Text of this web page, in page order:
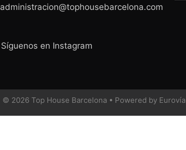
administracion@tophousebarcelona.com
Síguenos en Instagram
© 2026 Top House Barcelona • Powered by Eurovía